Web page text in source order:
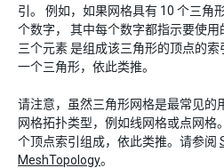
引。 例如，如果网格具有 10 个三角
个数字， 其中每个数字都指示要使
三个元素 是组成该三角形的顶点的
一个三角形，依此类推。
请注意，虽然三角形网格是最常见的
网格拓扑类型，例如线网格或点网格
个顶点索引组成，依此类推。请参阅
MeshTopology。